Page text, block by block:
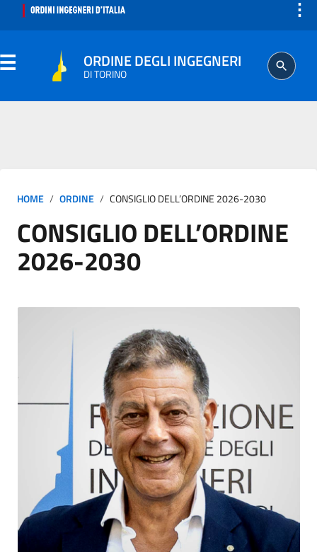
⋮
ORDINE DEGLI INGEGNERI
DI TORINO
ISCRITTO
PROFESSIONE
HOME ORDINE CONSIGLIO DELL’ORDINE 2026-2030
CONSIGLIO DELL’ORDINE
2026-2030